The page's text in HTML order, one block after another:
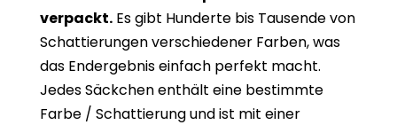
verpackt. Es gibt Hunderte bis Tausende von
Schattierungen verschiedener Farben, was
das Endergebnis einfach perfekt macht.
Jedes Säckchen enthält eine bestimmte
Farbe / Schattierung und ist mit einer